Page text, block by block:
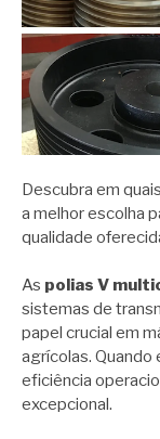
Descubra em
a melhor escolha
qualidade
As polias V
sistemas de
papel crucial em
agrícolas.
eficiência
excepcional.